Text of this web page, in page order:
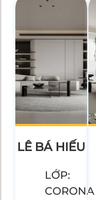
LÊ BÁ HIẾU
LỚP:
CORONA